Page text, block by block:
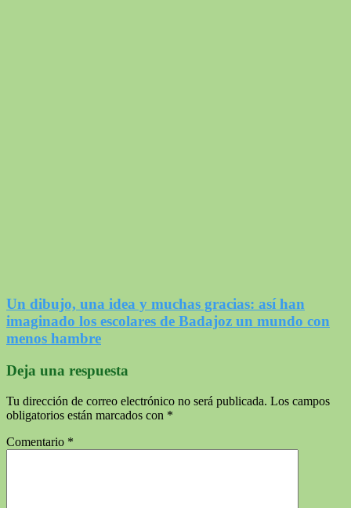
Un dibujo, una idea y muchas gracias: así han
imaginado los escolares de Badajoz un mundo con
menos hambre
Deja una respuesta
Tu dirección de correo electrónico no será publicada. Los campos
obligatorios están marcados con *
Comentario *